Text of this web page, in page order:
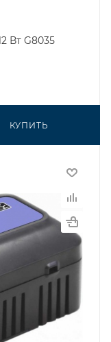
Вт G8035
КУПИТЬ